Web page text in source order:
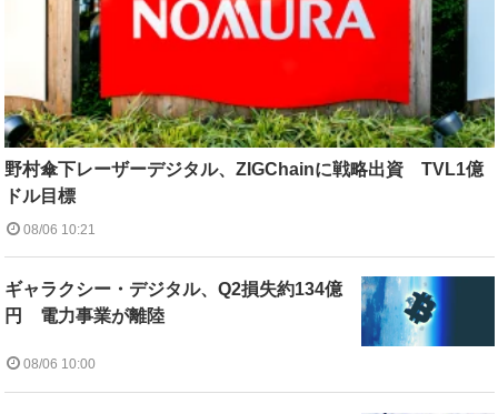
野村傘下レーザーデジタル、ZIGChainに戦略出資 TVL1億
ドル目標
08/06 10:21
ギャラクシー・デジタル、Q2損失約134億
円 電力事業が離陸
08/06 10:00